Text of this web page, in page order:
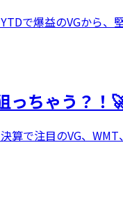
で爆益のVGから
っちゃう？！
算で注目のVG、